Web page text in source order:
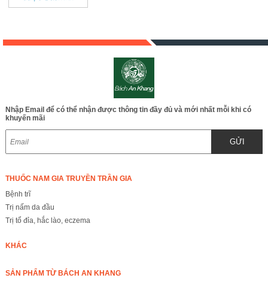
Khang - JD054
Nhập Email để có thể nhận được thông tin đầy đủ và mới nhất mỗi khi có
khuyến mãi
GỬI
THUỐC NAM GIA TRUYỀN TRẦN GIA
Bệnh trĩ
Trị nấm da đầu
Trị tổ đỉa, hắc lào, eczema
KHÁC
SẢN PHẨM TỪ BÁCH AN KHANG